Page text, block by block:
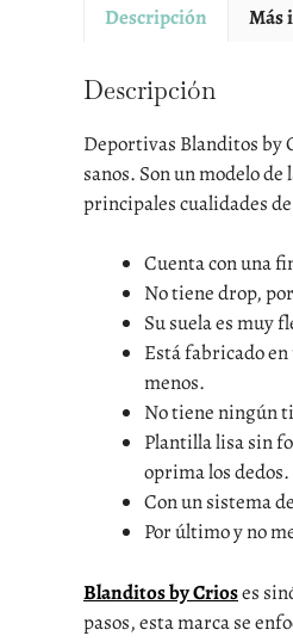
Descripción Más
Descripción
Deportivas Blanditos by
sanos. Son un modelo
principales cualidades
Cuenta con una
No tiene drop,
Su suela es muy
Está fabricado
menos.
No tiene ningún
Plantilla lisa sin
oprima los dedos.
Con un sistema
Por último y no
Blanditos by Crioses
pasos, esta marca se